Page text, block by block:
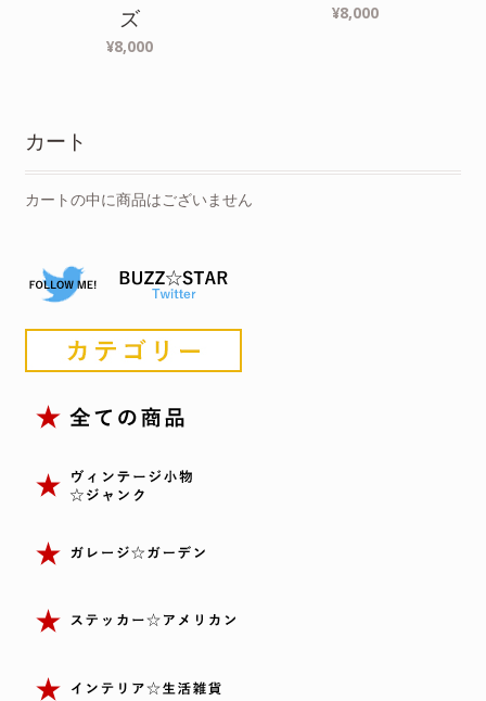
ズ
¥8,000
¥8,000
カート
カートの中に商品はございません